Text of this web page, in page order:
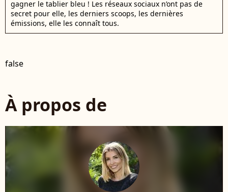
gagner le tablier bleu ! Les réseaux sociaux n’ont pas de
secret pour elle, les derniers scoops, les dernières
émissions, elle les connaît tous.
false
À propos de